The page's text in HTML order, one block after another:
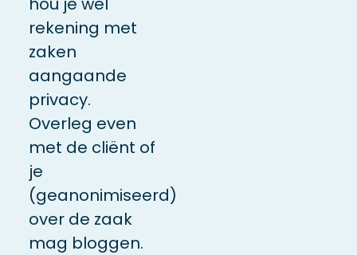
rekening met
zaken
aangaande
privacy.
Overleg even
met de cliënt of
je
(geanonimiseerd)
over de zaak
mag bloggen.